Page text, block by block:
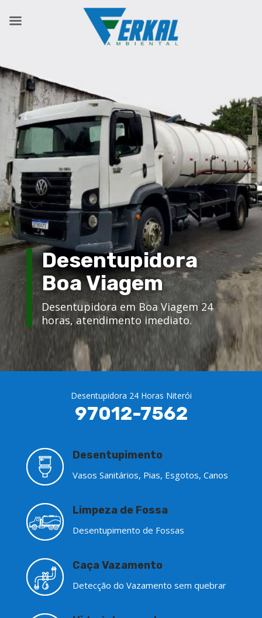
Desentupidora
Boa Viagem
Desentupidora em Boa Viagem 24
horas, atendimento imediato.
Desentupidora 24 Horas Niterói
97012-7562
Desentupimento
Vasos Sanitários, Pias, Esgotos, Canos
Limpeza de Fossa
Desentupimento de Fossas
Caça Vazamento
Detecção do Vazamento sem quebrar